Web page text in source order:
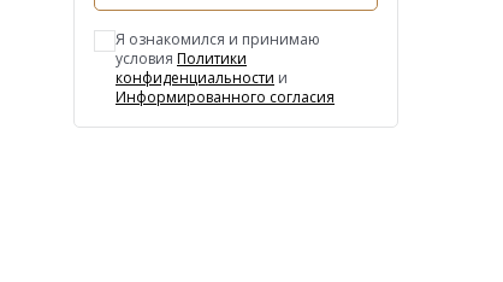
Я ознакомился и принимаю
условия Политики
конфиденциальности и
Информированного согласия